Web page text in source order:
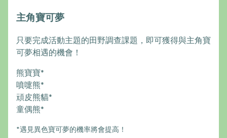
主角寶可夢
只要完成活動主題的田野調查課題，即可獲得與主角寶
可夢相遇的機會！
熊寶寶*
噴嚏熊*
頑皮熊貓*
童偶熊*
*遇見異色寶可夢的機率將會提高！